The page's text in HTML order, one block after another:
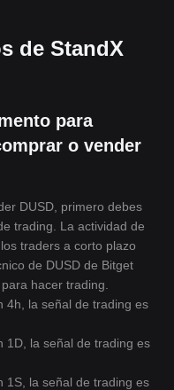
de StandX
para
o vender
DUSD, primero debes
trading. La actividad de
traders a corto plazo
de DUSD de Bitget
hacer trading.
4h, la señal de trading es
1D, la señal de trading es
1S, la señal de trading es